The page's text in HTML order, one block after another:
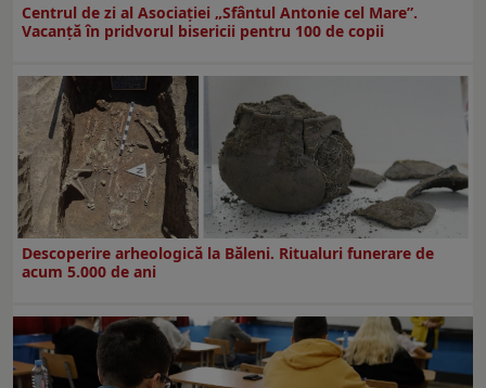
Centrul de zi al Asociației „Sfântul Antonie cel Mare”.
Vacanță în pridvorul bisericii pentru 100 de copii
Descoperire arheologică la Băleni. Ritualuri funerare de
acum 5.000 de ani